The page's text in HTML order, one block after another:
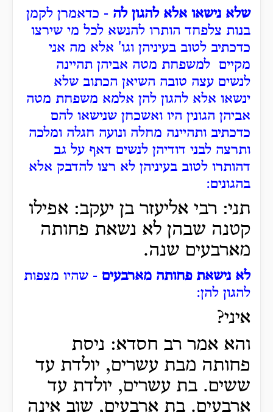
שלא נישאו אלא להגון לה - כדאמרן לקמן
בנות צלפחד הותרו להנשא לכל מי שירצו
כדכתיב לטוב בעיניהן וגו' אלא מה אני
מקיים למשפחת מטה אביהן תהיינה
לנשים עצה טובה השיאן הכתוב שלא
ינשאו אלא להגון להן אלמא משפחת מטה
אביהן הגונין היו ואשכחן שנישאו להם
כדכתיב ותהיינה מחלה ונועה חגלה ומלכה
ותרצה לבני דודיהן לנשים דאף על גב
דהותרו לטוב בעיניהן לא רצו להדבק אלא
בהגונים:
תני: רבי אליעזר בן יעקב: אפילו
קטנה שבהן לא נשאת פחותה
מארבעים שנה.
לא נישאת פחותה מארבעים - שהיו מצפות
להגון להן:
איני?
והא אמר רב חסדא: ניסת
פחותה מבת עשרים, יולדת עד
ששים. בת עשרים, יולדת עד
ארבעים. בת ארבעים, שוב אינה